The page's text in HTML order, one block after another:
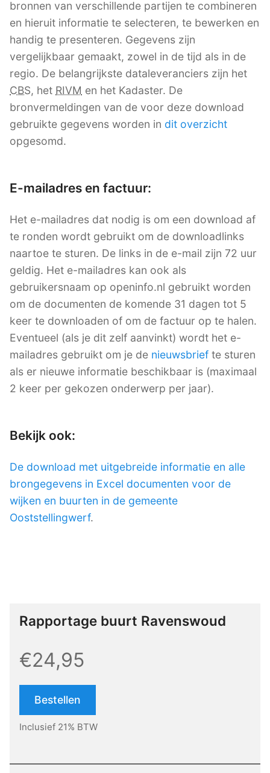
bronnen van verschillende partijen te combineren
en hieruit informatie te selecteren, te bewerken en
handig te presenteren. Gegevens zijn
vergelijkbaar gemaakt, zowel in de tijd als in de
regio. De belangrijkste dataleveranciers zijn het
CBS, het RIVM en het Kadaster. De
bronvermeldingen van de voor deze download
gebruikte gegevens worden in dit overzicht
opgesomd.
E-mailadres en factuur:
Het e-mailadres dat nodig is om een download af
te ronden wordt gebruikt om de downloadlinks
naartoe te sturen. De links in de e-mail zijn 72 uur
geldig. Het e-mailadres kan ook als
gebruikersnaam op openinfo.nl gebruikt worden
om de documenten de komende 31 dagen tot 5
keer te downloaden of om de factuur op te halen.
Eventueel (als je dit zelf aanvinkt) wordt het e-
mailadres gebruikt om je de nieuwsbrief te sturen
als er nieuwe informatie beschikbaar is (maximaal
2 keer per gekozen onderwerp per jaar).
Bekijk ook:
De download met uitgebreide informatie en alle
brongegevens in Excel documenten voor de
wijken en buurten in de gemeente
Ooststellingwerf.
Rapportage buurt Ravenswoud
€24,95
Bestellen
Inclusief 21% BTW